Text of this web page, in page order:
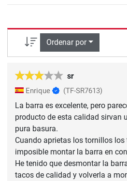
Ordenar por
sr
Enrique (TF-SR7613)
La barra es excelente, pero
producto de esta calidad sirvan
pura basura.
Cuando aprietas los tornillos los
imposible montar la barra en
He tenido que desmontar la
tacos de calidad y volverla a